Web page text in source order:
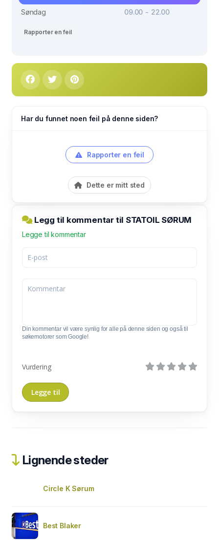
Søndag 09.00 - 22.00
Rapporter en feil
Har du funnet noen feil på denne siden?
Rapporter en feil
Dette er mitt sted
Legg til kommentar til STATOIL SØRUM
Legge til kommentar
Din kommentar vil være synlig for alle på denne siden og også til
søkemotorer som Google!
Vurdering
Lignende steder
Circle K Sørum
Best Blaker